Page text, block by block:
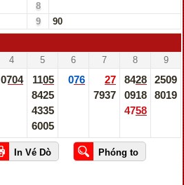
8
9 90
4 5 6 7 8 9
0704
1105
8425
4335
6005
076
27
7937
8428
0918
4758
2509
8019